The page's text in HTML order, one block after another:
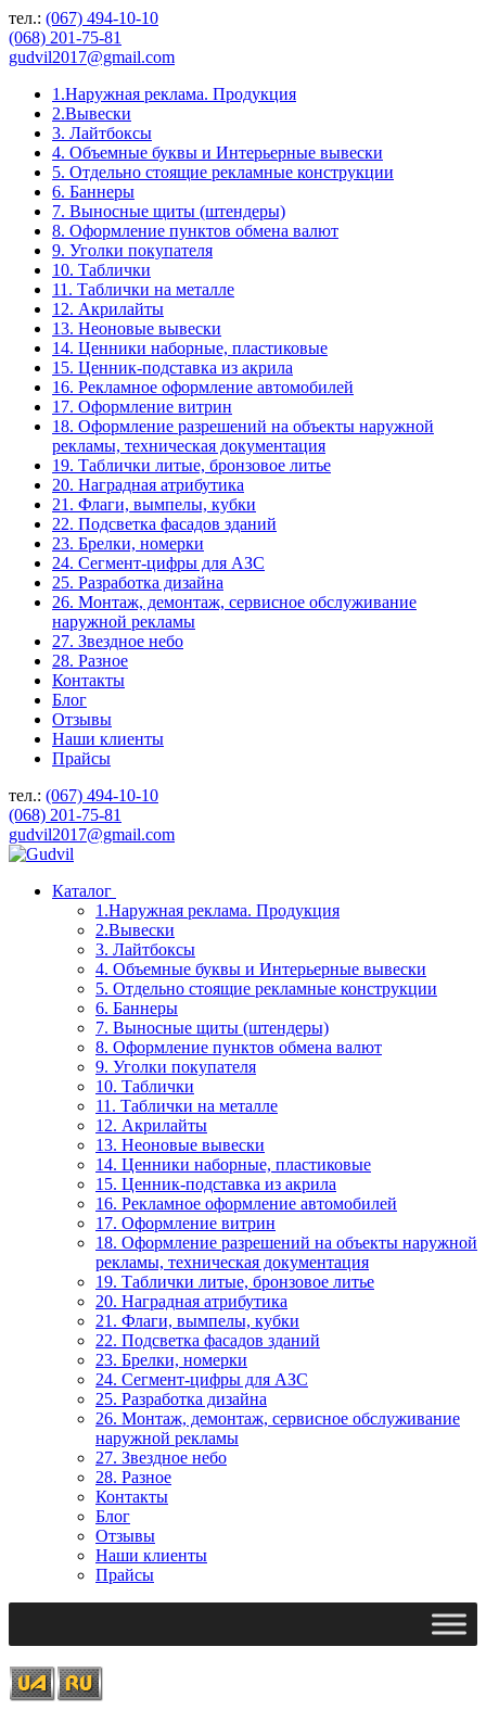
тел.: (067) 494-10-10
(068) 201-75-81
gudvil2017@gmail.com
1.Наружная реклама. Продукция
2.Вывески
3. Лайтбоксы
4. Объемные буквы и Интерьерные вывески
5. Отдельно стоящие рекламные конструкции
6. Баннеры
7. Выносные щиты (штендеры)
8. Оформление пунктов обмена валют
9. Уголки покупателя
10. Таблички
11. Таблички на металле
12. Акрилайты
13. Неоновые вывески
14. Ценники наборные, пластиковые
15. Ценник-подставка из акрила
16. Рекламное оформление автомобилей
17. Оформление витрин
18. Оформление разрешений на объекты наружной
рекламы, техническая документация
19. Таблички литые, бронзовое литье
20. Наградная атрибутика
21. Флаги, вымпелы, кубки
22. Подсветка фасадов зданий
23. Брелки, номерки
24. Сегмент-цифры для АЗС
25. Разработка дизайна
26. Монтаж, демонтаж, сервисное обслуживание
наружной рекламы
27. Звездное небо
28. Разное
Контакты
Блог
Отзывы
Наши клиенты
Прайсы
тел.: (067) 494-10-10
(068) 201-75-81
gudvil2017@gmail.com
Каталог
1.Наружная реклама. Продукция
2.Вывески
3. Лайтбоксы
4. Объемные буквы и Интерьерные вывески
5. Отдельно стоящие рекламные конструкции
6. Баннеры
7. Выносные щиты (штендеры)
8. Оформление пунктов обмена валют
9. Уголки покупателя
10. Таблички
11. Таблички на металле
12. Акрилайты
13. Неоновые вывески
14. Ценники наборные, пластиковые
15. Ценник-подставка из акрила
16. Рекламное оформление автомобилей
17. Оформление витрин
18. Оформление разрешений на объекты наружной
рекламы, техническая документация
19. Таблички литые, бронзовое литье
20. Наградная атрибутика
21. Флаги, вымпелы, кубки
22. Подсветка фасадов зданий
23. Брелки, номерки
24. Сегмент-цифры для АЗС
25. Разработка дизайна
26. Монтаж, демонтаж, сервисное обслуживание
наружной рекламы
27. Звездное небо
28. Разное
Контакты
Блог
Отзывы
Наши клиенты
Прайсы